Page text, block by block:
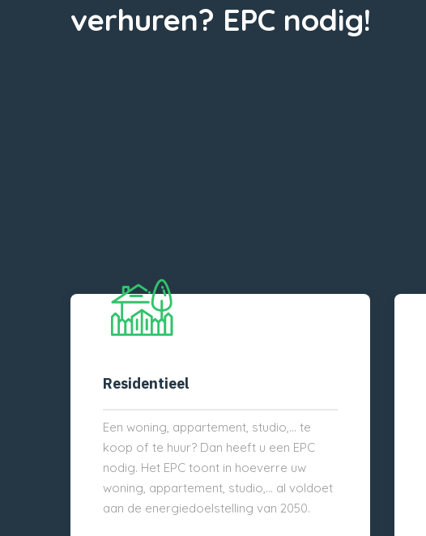
verhuren? EPC nodig!
Residentieel
Een woning, appartement, studio,… te
koop of te huur? Dan heeft u een EPC
nodig. Het EPC toont in hoeverre uw
woning, appartement, studio,… al voldoet
aan de energiedoelstelling van 2050.